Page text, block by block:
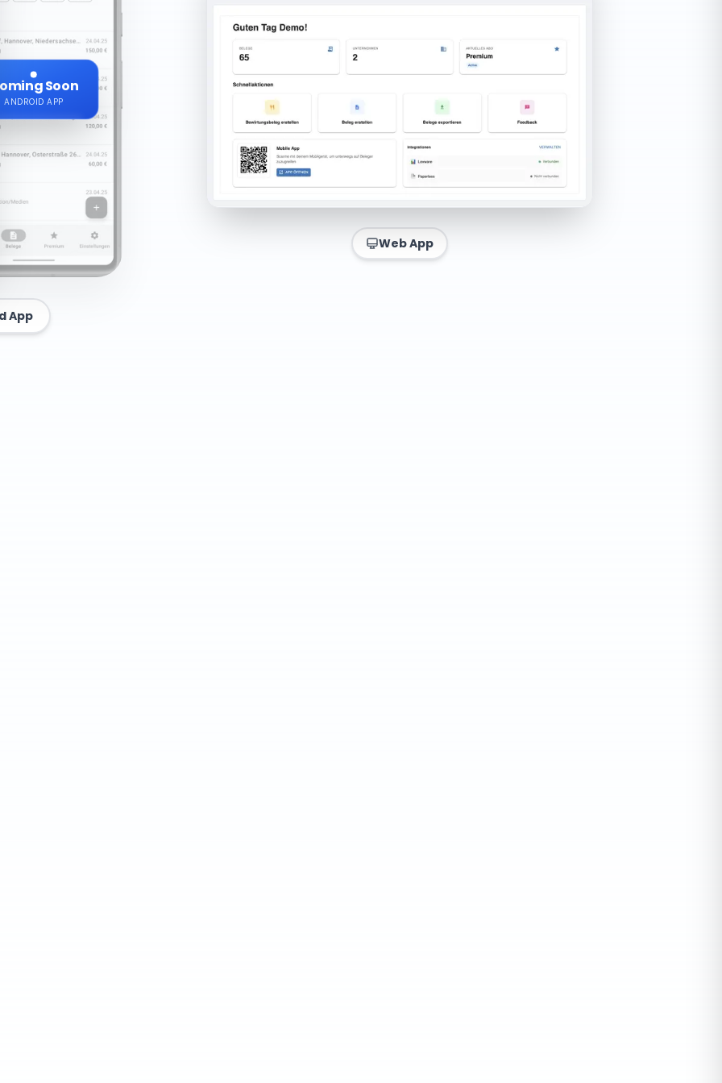
Soon
ANDROID APP
App
Web App